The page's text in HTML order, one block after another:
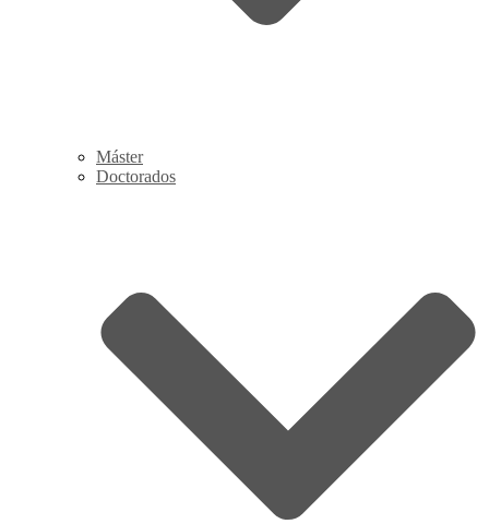
Máster
Doctorados